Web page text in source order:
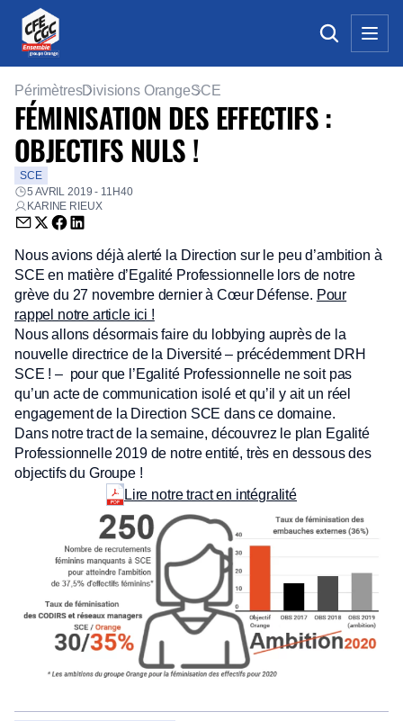
PérimètresDivisions OrangeSCE
FÉMINISATION DES EFFECTIFS :
OBJECTIFS NULS !
SCE
5 AVRIL 2019 - 11H40
KARINE RIEUX
Envoyer par email (nouvelle fenêtre)
Partager sur Twitter (nouvelle fenêtre)
Partager sur Facebook (nouvelle fenêtre)
Partager sur LinkedIn (nouvelle fenêtre)
Nous avions déjà alerté la Direction sur le peu d’ambition à
SCE en matière d’Egalité Professionnelle lors de notre
grève du 27 novembre dernier à Cœur Défense. Pour
rappel notre article ici !
Nous allons désormais faire du lobbying auprès de la
nouvelle directrice de la Diversité – précédemment DRH
SCE ! – pour que l’Egalité Professionnelle ne soit pas
qu’un acte de communication isolé et qu’il y ait un réel
engagement de la Direction SCE dans ce domaine.
Dans notre tract de la semaine, découvrez le plan Egalité
Professionnelle 2019 de notre entité, très en dessous des
objectifs du Groupe !
Lire notre tract en intégralité